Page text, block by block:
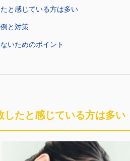
と感じている方は多い
と対策
いためのポイント
したと感じている方は多い